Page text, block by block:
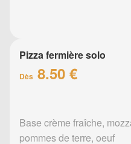
Pizza fermière solo
Dès 8.50 €
Base crème fraîche,
pommes de terre, oeuf